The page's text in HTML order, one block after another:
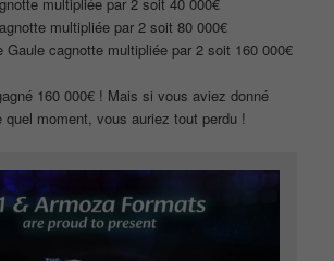
multipliée par 2 soit 80 000€
Gaule cagnotte multipliée par 2 soit 160 000€
160 000€ ! Mais si vous aviez donné
quel moment, vous auriez tout perdu !